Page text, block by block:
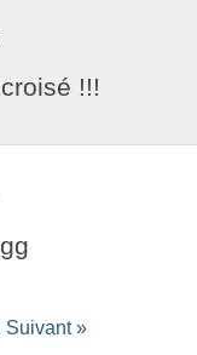
!!!
Suivant »